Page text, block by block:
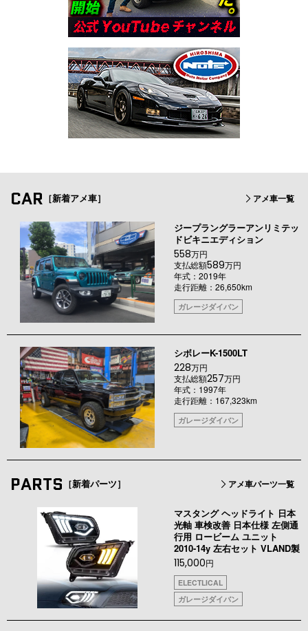
CAR ［新着アメ車］ アメ車一覧
ジープラングラーアンリミテッ
ドビキニエディション
558万円
支払総額589万円
年式：2019年
走行距離：26,650km
ガレージダイバン
シボレーK-1500LT
228万円
支払総額257万円
年式：1997年
走行距離：167,323km
ガレージダイバン
PARTS ［新着パーツ］ アメ車パーツ一覧
マスタング ヘッドライト 日本
光軸 車検改善 日本仕様 左側通
行用 ロービーム ユニット
2010-14y 左右セット VLAND製
115,000円
ELECTLICAL
ガレージダイバン